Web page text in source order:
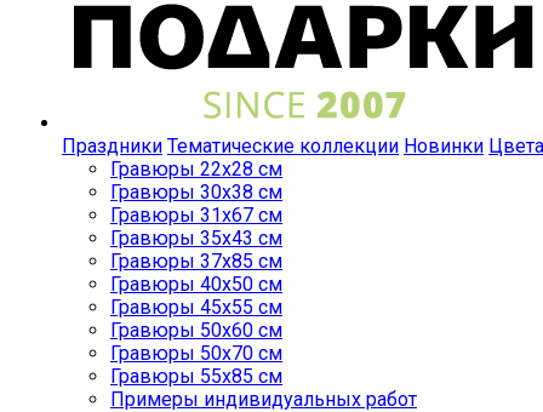
Праздники Тематические коллекции Новинки Цвета
Гравюры 22x28 см
Гравюры 30x38 см
Гравюры 31x67 см
Гравюры 35x43 см
Гравюры 37x85 см
Гравюры 40x50 см
Гравюры 45x55 см
Гравюры 50x60 см
Гравюры 50x70 см
Гравюры 55x85 см
Примеры индивидуальных работ